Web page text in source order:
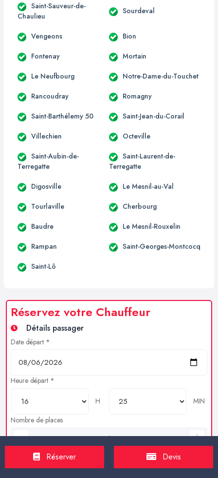
Saint-Sauveur-de-
Chaulieu
Sourdeval
Vengeons Bion
Fontenay Mortain
Le Neufbourg Notre-Dame-du-Touchet
Rancoudray Romagny
Saint-Barthélemy 50 Saint-Jean-du-Corail
Villechien Octeville
Saint-Aubin-de-
Terregatte
Saint-Laurent-de-
Terregatte
Digosville Le Mesnil-au-Val
Tourlaville Cherbourg
Baudre Le Mesnil-Rouxelin
Rampan Saint-Georges-Montcocq
Saint-Lô
Réservez votre Chauffeur
Détails passager
Date départ *
Heure départ *
H
MIN
Nombre de places
Bagages en soutes
Réserver Devis